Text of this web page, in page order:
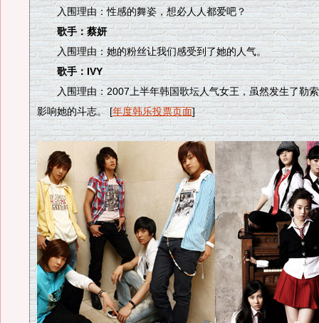
入围理由：性感的舞姿，想必人人都爱吧？
歌手：蔡妍
入围理由：她的粉丝让我们感受到了她的人气。
歌手：IVY
入围理由：2007上半年韩国歌坛人气女王，虽然发生了勒索
影响她的斗志。 [年度韩乐投票页面]